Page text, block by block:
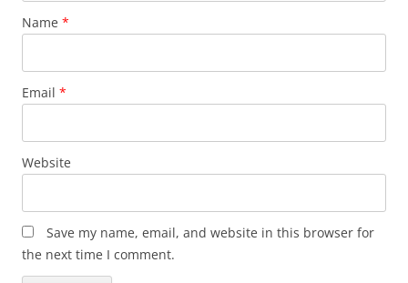
Name *
Email *
Website
Save my name, email, and website in this browser for
the next time I comment.